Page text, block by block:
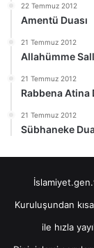
22 Temmuz 2012
Amentü Duası
21 Temmuz 2012
Allahümme
21 Temmuz 2012
Rabbena Atina
21 Temmuz 2012
Sübhaneke
Kuruluşundan
ile hızla